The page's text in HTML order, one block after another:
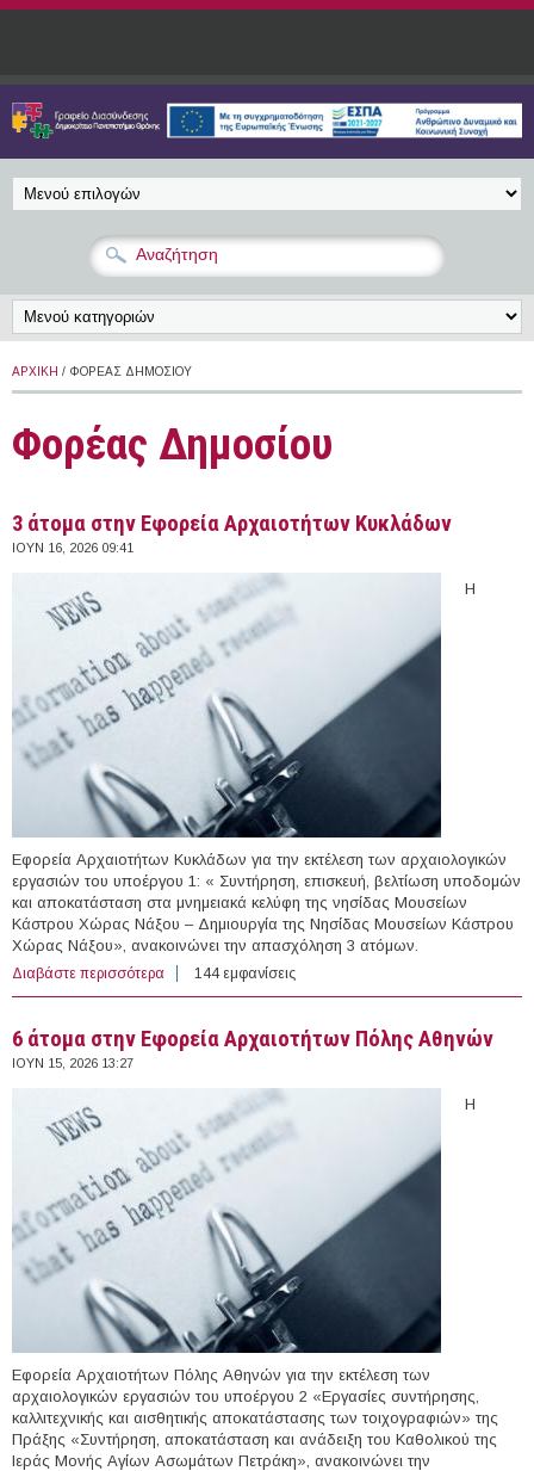
Παράκαμψη προς το κυρίως περιεχόμενο
ΑΡΧΙΚΉ / ΦΟΡΈΑΣ ΔΗΜΟΣΊΟΥ
Φορέας Δημοσίου
3 άτομα στην Εφορεία Αρχαιοτήτων Κυκλάδων
ΙΟΥΝ 16, 2026 09:41
Η
Εφορεία Αρχαιοτήτων Κυκλάδων για την εκτέλεση των αρχαιολογικών
εργασιών του υποέργου 1: « Συντήρηση, επισκευή, βελτίωση υποδομών
και αποκατάσταση στα μνημειακά κελύφη της νησίδας Μουσείων
Κάστρου Χώρας Νάξου – Δημιουργία της Νησίδας Μουσείων Κάστρου
Χώρας Νάξου», ανακοινώνει την απασχόληση 3 ατόμων.
Διαβάστε περισσότερα για 3 άτομα στην Εφορεία Αρχαιοτήτων Κυκλάδων
144 εμφανίσεις
6 άτομα στην Εφορεία Αρχαιοτήτων Πόλης Αθηνών
ΙΟΥΝ 15, 2026 13:27
Η
Εφορεία Αρχαιοτήτων Πόλης Αθηνών για την εκτέλεση των
αρχαιολογικών εργασιών του υποέργου 2 «Εργασίες συντήρησης,
καλλιτεχνικής και αισθητικής αποκατάστασης των τοιχογραφιών» της
Πράξης «Συντήρηση, αποκατάσταση και ανάδειξη του Καθολικού της
Ιεράς Μονής Αγίων Ασωμάτων Πετράκη», ανακοινώνει την